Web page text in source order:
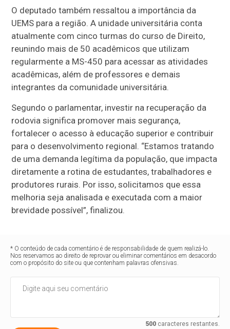
O deputado também ressaltou a importância da
UEMS para a região. A unidade universitária conta
atualmente com cinco turmas do curso de Direito,
reunindo mais de 50 acadêmicos que utilizam
regularmente a MS-450 para acessar as atividades
acadêmicas, além de professores e demais
integrantes da comunidade universitária.
Segundo o parlamentar, investir na recuperação da
rodovia significa promover mais segurança,
fortalecer o acesso à educação superior e contribuir
para o desenvolvimento regional. “Estamos tratando
de uma demanda legítima da população, que impacta
diretamente a rotina de estudantes, trabalhadores e
produtores rurais. Por isso, solicitamos que essa
melhoria seja analisada e executada com a maior
brevidade possível”, finalizou.
* O conteúdo de cada comentário é de responsabilidade de quem realizá-lo.
Nos reservamos ao direito de reprovar ou eliminar comentários em desacordo
com o propósito do site ou que contenham palavras ofensivas.
500caracteres restantes.